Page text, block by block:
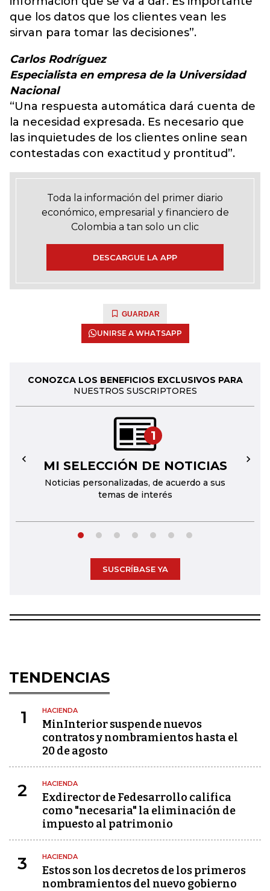
que los datos que los clientes vean les
sirvan para tomar las decisiones”.
Carlos Rodríguez
Especialista en empresa de la Universidad
Nacional
“Una respuesta automática dará cuenta de
la necesidad expresada. Es necesario que
las inquietudes de los clientes online sean
contestadas con exactitud y prontitud”.
Toda la información del primer diario
económico, empresarial y financiero de
Colombia a tan solo un clic
DESCARGUE LA APP
GUARDAR
UNIRSE A WHATSAPP
CONOZCA LOS BENEFICIOS EXCLUSIVOS PARA
NUESTROS SUSCRIPTORES
1
MI SELECCIÓN DE NOTICIAS
Noticias personalizadas, de acuerdo a sus
temas de interés
← →
SUSCRÍBASE YA
TENDENCIAS
1 HACIENDA
MinInterior suspende nuevos
contratos y nombramientos hasta el
20 de agosto
2 HACIENDA
Exdirector de Fedesarrollo califica
como "necesaria" la eliminación de
impuesto al patrimonio
3 HACIENDA
Estos son los decretos de los primeros
nombramientos del nuevo gobierno